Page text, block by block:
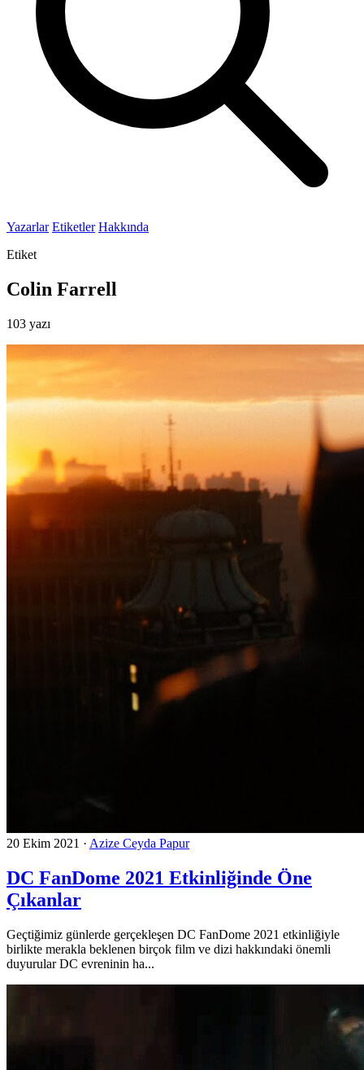
Yazarlar Etiketler Hakkında
Etiket
Colin Farrell
103 yazı
20 Ekim 2021 · Azize Ceyda Papur
DC FanDome 2021 Etkinliğinde Öne
Çıkanlar
Geçtiğimiz günlerde gerçekleşen DC FanDome 2021 etkinliğiyle
birlikte merakla beklenen birçok film ve dizi hakkındaki önemli
duyurular DC evreninin ha...